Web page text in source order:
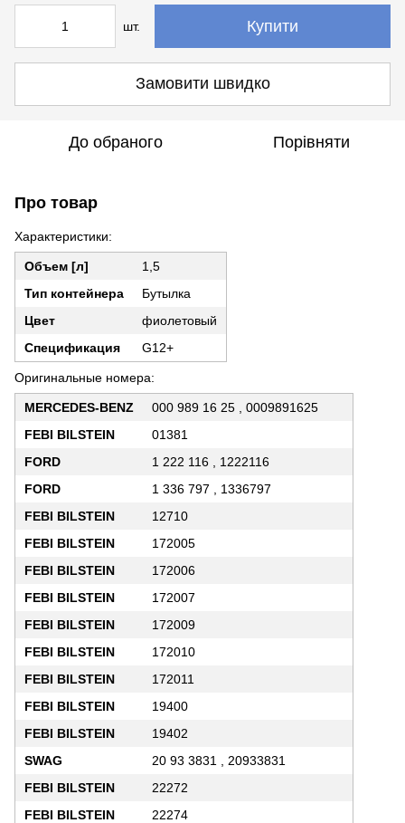
шт. Купити
Замовити швидко
До обраного Порівняти
Про товар
Характеристики:
Объем [л]
1,5
Тип контейнера
Бутылка
Цвет
фиолетовый
Спецификация
G12+
Оригинальные номера:
MERCEDES-BENZ
000 989 16 25 , 0009891625
FEBI BILSTEIN
01381
FORD
1 222 116 , 1222116
FORD
1 336 797 , 1336797
FEBI BILSTEIN
12710
FEBI BILSTEIN
172005
FEBI BILSTEIN
172006
FEBI BILSTEIN
172007
FEBI BILSTEIN
172009
FEBI BILSTEIN
172010
FEBI BILSTEIN
172011
FEBI BILSTEIN
19400
FEBI BILSTEIN
19402
SWAG
20 93 3831 , 20933831
FEBI BILSTEIN
22272
FEBI BILSTEIN
22274